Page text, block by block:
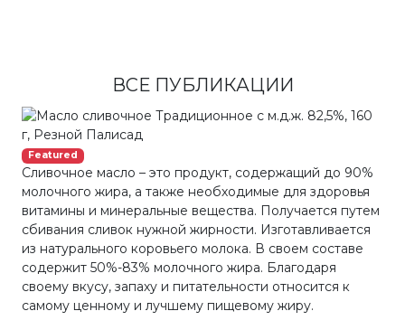
ВСЕ ПУБЛИКАЦИИ
Featured
Сливочное масло – это продукт, содержащий до 90%
молочного жира, а также необходимые для здоровья
витамины и минеральные вещества. Получается путем
сбивания сливок нужной жирности. Изготавливается
из натурального коровьего молока. В своем составе
содержит 50%-83% молочного жира. Благодаря
своему вкусу, запаху и питательности относится к
самому ценному и лучшему пищевому жиру.